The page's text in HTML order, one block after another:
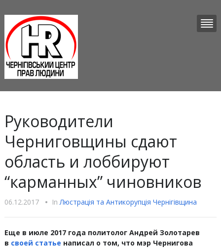
Руководители
Черниговщины сдают
область и лоббируют
“карманных” чиновников
06.12.2017 • InЛюстрацiя та Антикорупцiя Чернігівщина
Еще в июле 2017 года политолог Андрей Золотарев
в своей статье написало том, что мэр Чернигова